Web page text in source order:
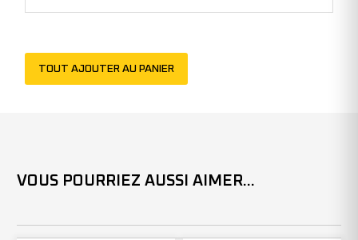
TOUT AJOUTER AU PANIER
VOUS POURRIEZ AUSSI AIMER...